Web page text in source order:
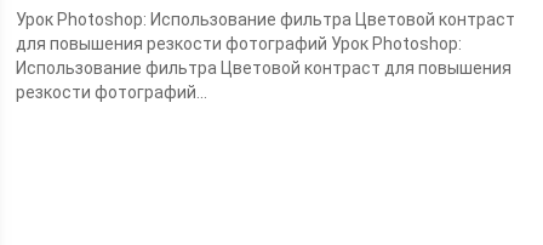
Урок Photoshop: Использование фильтра Цветовой контраст
для повышения резкости фотографий Урок Photoshop:
Использование фильтра Цветовой контраст для повышения
резкости фотографий...